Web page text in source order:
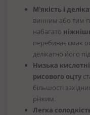
М'якість і
винним або тим
набагато
перебиває смак
делікатно його
Низька
рисового оцту
більшості
різким.
Легка